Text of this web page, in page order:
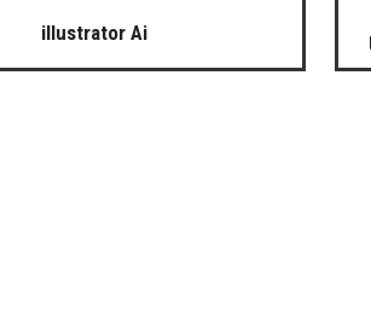
illustrator Ai